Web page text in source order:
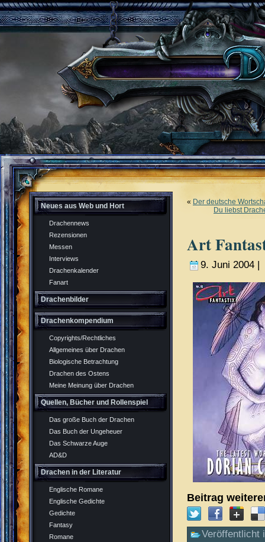
Neues aus Web und Hort
Drachennews
Rezensionen
Messen
Interviews
Drachenkalender
Fanart
Drachenbilder
Drachenkompendium
Copyrights/Rechtliches
Allgemeines über Drachen
Biologische Betrachtung
Drachen des Ostens
Meine Meinung über Drachen
Quellen, Bücher und Rollenspiel
Das große Buch der Drachen
Das Buch der Ungeheuer
Das Schwarze Auge
AD&D
Drachen in der Literatur
Englische Romane
Englische Gedichte
Gedichte
Fantasy
Romane
« Der deutsche
Du liebst
Art
9. Juni 2004 |
Beitrag
Veröffentlicht